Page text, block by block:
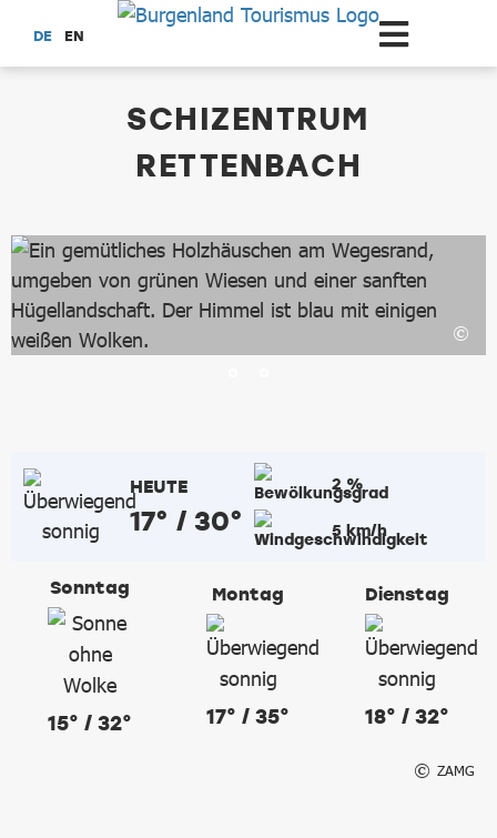
Zum Hauptinhalt springen
DE EN
SCHIZENTRUM
RETTENBACH
HEUTE
17° / 30°
2 %
5 km/h
Sonntag
15° / 32°
Montag
17° / 35°
Dienstag
18° / 32°
ZAMG